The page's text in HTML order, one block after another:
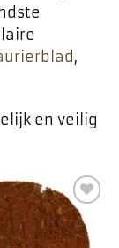
,
en veilig
Toevoegen
aan
favorieten